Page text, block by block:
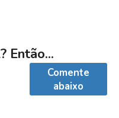
Então...
Comente
abaixo